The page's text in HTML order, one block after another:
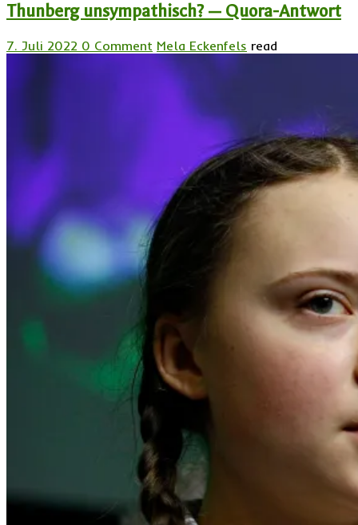
Thunberg unsympathisch? — Quora-Antwort
7. Juli 2022 0 Comment Mela Eckenfels read